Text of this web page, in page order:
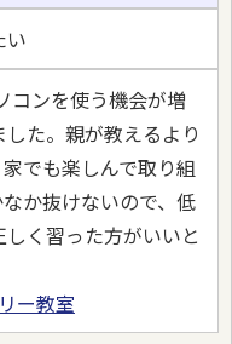
い
コンを使う機会が増
た。親が教えるより
でも楽しんで取り組
か抜けないので、低
く習った方がいいと
ー教室